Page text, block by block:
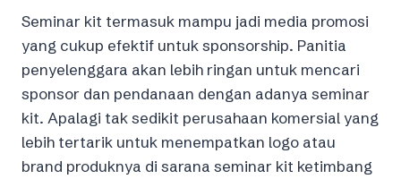
Seminar kit termasuk mampu jadi media promosi
yang cukup efektif untuk sponsorship. Panitia
penyelenggara akan lebih ringan untuk mencari
sponsor dan pendanaan dengan adanya seminar
kit. Apalagi tak sedikit perusahaan komersial yang
lebih tertarik untuk menempatkan logo atau
brand produknya di sarana seminar kit ketimbang